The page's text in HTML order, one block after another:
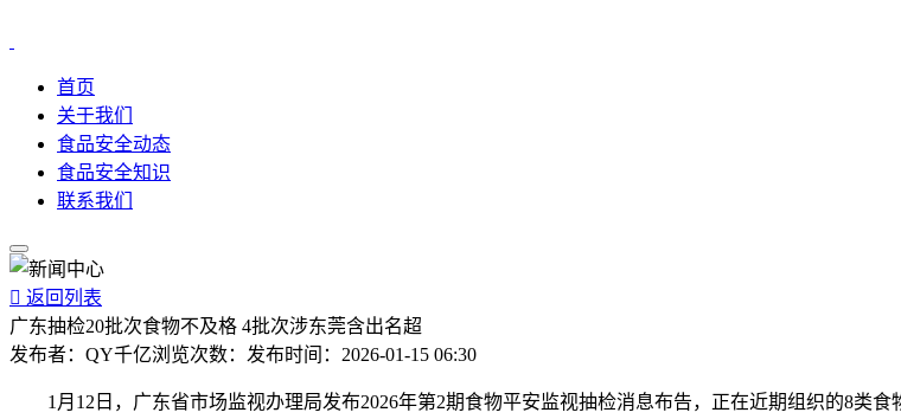
首页
关于我们
食品安全动态
食品安全知识
联系我们
 返回列表
广东抽检20批次食物不及格 4批次涉东莞含出名超
发布者： QY千亿浏览次数： 发布时间： 2026-01-15 06:30
1月12日，广东省市场监视办理局发布2026年第2期食物平安监视抽检消息布告，正在近期组织的8类